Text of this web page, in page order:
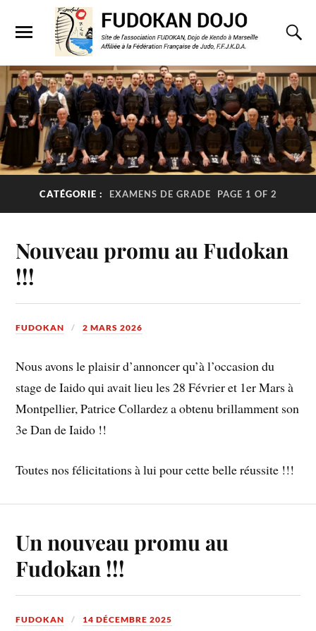
CATÉGORIE : EXAMENS DE GRADE PAGE 1 OF 2
Nouveau promu au Fudokan
!!!
FUDOKAN 2 MARS 2026
Nous avons le plaisir d’annoncer qu’à l’occasion du
stage de Iaido qui avait lieu les 28 Février et 1er Mars à
Montpellier, Patrice Collardez a obtenu brillamment son
3e Dan de Iaido !!
Toutes nos félicitations à lui pour cette belle réussite !!!
Un nouveau promu au
Fudokan !!!
FUDOKAN 14 DÉCEMBRE 2025